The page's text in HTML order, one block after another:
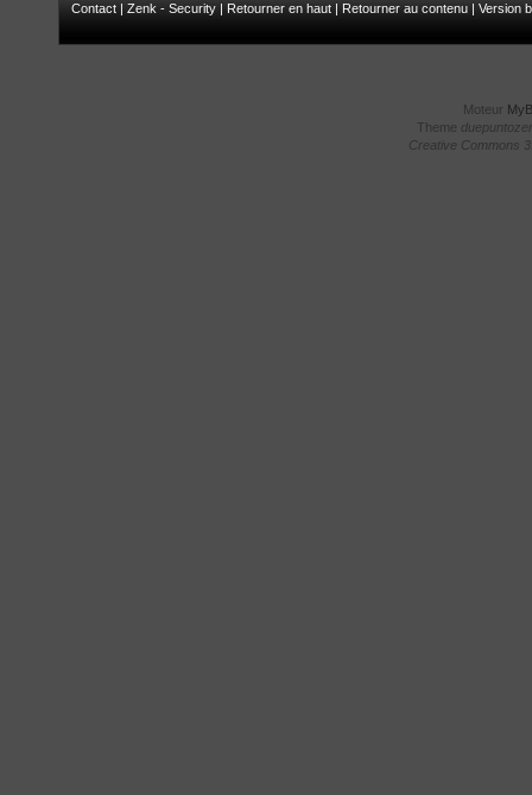
Contact | Zenk - Security | Retourner en haut | Retourner au contenu | Version
Moteur
Theme
Creative Commons